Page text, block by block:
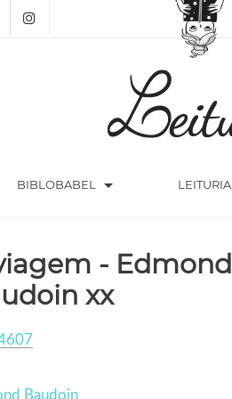
BIBLOBABEL arrow_drop_down LEITURIA
- Edmond
xx
Baudoin